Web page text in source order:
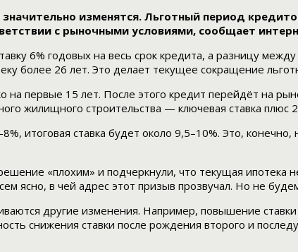
изменятся. Льготный период
с рыночными условиями, сообщает
6% годовых на весь срок кредита, а разницу
более 26 лет. Это делает текущее сокращение
на первые 15 лет. После этого кредит перейдёт на
жилищного строительства — ключевая ставка плюс
итоговая ставка будет около 9,5–10%. Это,
«плохим» и подчеркнули, что текущая ипотека
ясно, в чей адрес этот призыв прозвучал. Но не
другие изменения. Например, повышение
снижения ставки после рождения второго и